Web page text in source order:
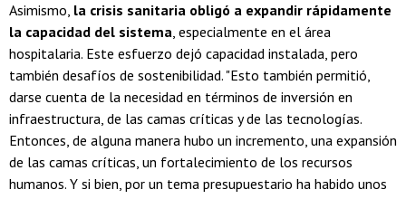
Asimismo, la crisis sanitaria obligó a expandir rápidamente
la capacidad del sistema, especialmente en el área
hospitalaria. Este esfuerzo dejó capacidad instalada, pero
también desafíos de sostenibilidad. "Esto también permitió,
darse cuenta de la necesidad en términos de inversión en
infraestructura, de las camas críticas y de las tecnologías.
Entonces, de alguna manera hubo un incremento, una expansión
de las camas críticas, un fortalecimiento de los recursos
humanos. Y si bien, por un tema presupuestario ha habido unos